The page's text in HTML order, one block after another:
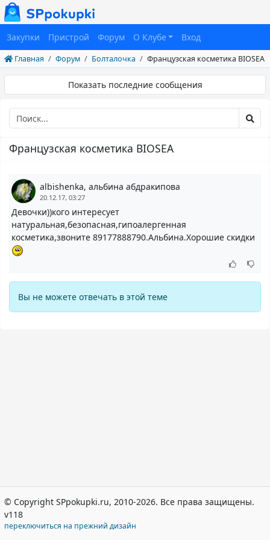
Закупки Пристрой Форум О Клубе Вход
Главная Форум Болталочка Французская косметика BIOSEA
Показать последние сообщения
Французская косметика BIOSEA
albishenka, альбина абдракипова
20.12.17, 03:27
Девочки))кого интересует
натуральная,безопасная,гипоалергенная
косметика,звоните 89177888790.Альбина.Хорошие скидки
Вы не можете отвечать в этой теме
© Copyright SPpokupki.ru, 2010-2026. Все права защищены.
v118
переключиться на прежний дизайн